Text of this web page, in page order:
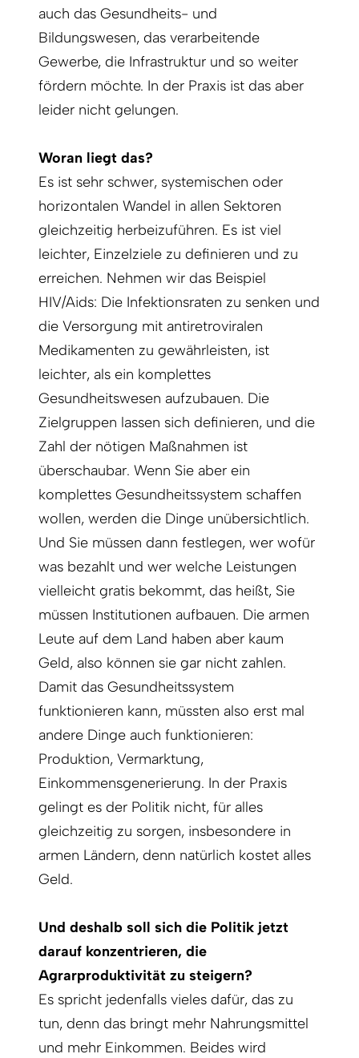
auch das Gesundheits- und
Bildungswesen, das verarbeitende
Gewerbe, die Infrastruktur und so weiter
fördern möchte. In der Praxis ist das aber
leider nicht gelungen.
Woran liegt das?
Es ist sehr schwer, systemischen oder
horizontalen Wandel in allen Sektoren
gleichzeitig herbeizuführen. Es ist viel
leichter, Einzelziele zu definieren und zu
erreichen. Nehmen wir das Beispiel
HIV/Aids: Die Infektionsraten zu senken und
die Versorgung mit antiretroviralen
Medikamenten zu gewährleisten, ist
leichter, als ein komplettes
Gesundheitswesen aufzubauen. Die
Zielgruppen lassen sich definieren, und die
Zahl der nötigen Maßnahmen ist
überschaubar. Wenn Sie aber ein
komplettes Gesundheitssystem schaffen
wollen, werden die Dinge unübersichtlich.
Und Sie müssen dann festlegen, wer wofür
was bezahlt und wer welche Leistungen
vielleicht gratis bekommt, das heißt, Sie
müssen Institutionen aufbauen. Die armen
Leute auf dem Land haben aber kaum
Geld, also können sie gar nicht zahlen.
Damit das Gesundheitssystem
funktionieren kann, müssten also erst mal
andere Dinge auch funktionieren:
Produktion, Vermarktung,
Einkommensgenerierung. In der Praxis
gelingt es der Politik nicht, für alles
gleichzeitig zu sorgen, insbesondere in
armen Ländern, denn natürlich kostet alles
Geld.
Und deshalb soll sich die Politik jetzt
darauf konzentrieren, die
Agrarproduktivität zu steigern?
Es spricht jedenfalls vieles dafür, das zu
tun, denn das bringt mehr Nahrungsmittel
und mehr Einkommen. Beides wird